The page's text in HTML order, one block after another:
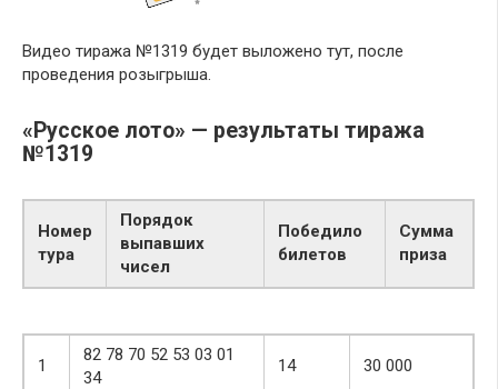
Видео тиража №1319 будет выложено тут, после
проведения розыгрыша.
«Русское лото» — результаты тиража
№1319
Номер
тура
Порядок
выпавших
чисел
Победило
билетов
Сумма
приза
1
82 78 70 52 53 03 01
34
14 30 000